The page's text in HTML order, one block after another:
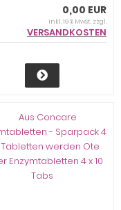
0,00 EUR
inkl. 19 % MwSt. zzgl.
VERSANDKOSTEN